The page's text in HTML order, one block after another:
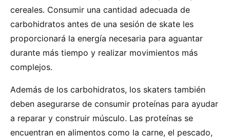
cereales. Consumir una cantidad adecuada de
carbohidratos antes de una sesión de skate les
proporcionará la energía necesaria para aguantar
durante más tiempo y realizar movimientos más
complejos.
Además de los carbohidratos, los skaters también
deben asegurarse de consumir proteínas para ayudar
a reparar y construir músculo. Las proteínas se
encuentran en alimentos como la carne, el pescado,